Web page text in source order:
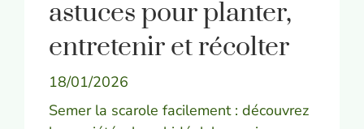
astuces pour planter,
entretenir et récolter
18/01/2026
Semer la scarole facilement : découvrez